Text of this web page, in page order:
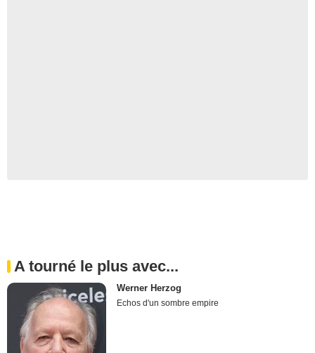
A tourné le plus avec...
Werner Herzog
Echos d'un sombre empire